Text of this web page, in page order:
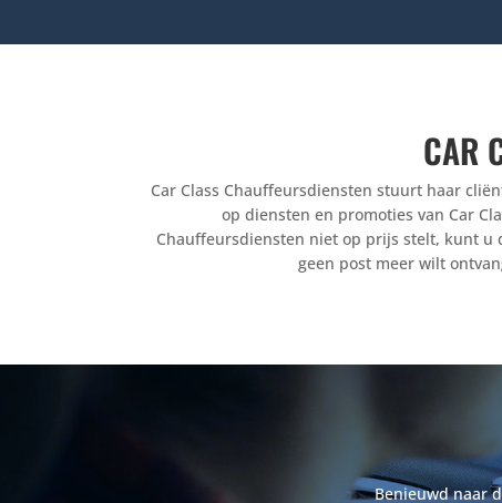
CAR
Car Class Chauffeursdiensten stuurt haar
op diensten en promoties van Car
Chauffeursdiensten niet op prijs stelt, kunt u
geen post meer wilt
Benieuwd naar